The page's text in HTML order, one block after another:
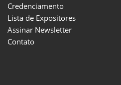
Credenciamento
Lista de Expositores
Assinar Newsletter
Contato